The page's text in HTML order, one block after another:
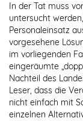
In der Tat muss
untersucht
Personaleinsatz
vorgesehene
im vorliegenden
eingeräumte
Nachteil des
Leser, dass die
nicht einfach mit
einzelnen